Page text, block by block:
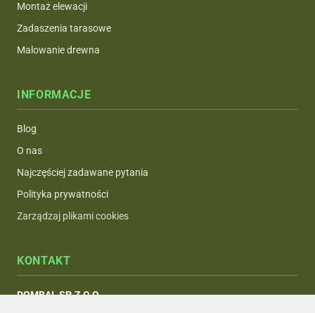
Montaż elewacji
Zadaszenia tarasowe
Malowanie drewna
INFORMACJE
Blog
O nas
Najczęściej zadawane pytania
Polityka prywatności
Zarządzaj plikami cookies
KONTAKT
DOMBAL SP. Z O.O.